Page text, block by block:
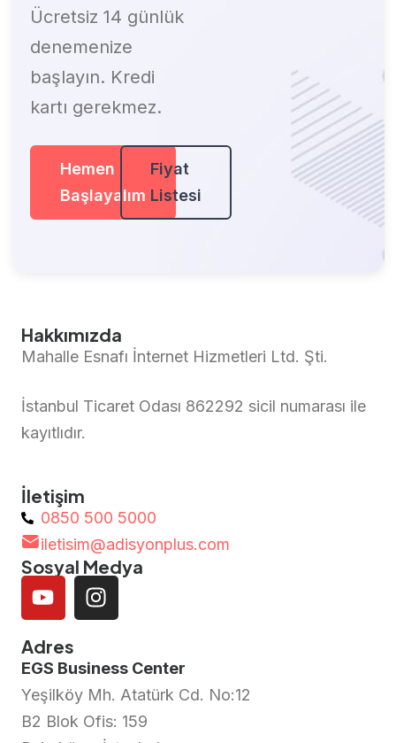
Ücretsiz 14 günlük
denemenize
başlayın. Kredi
kartı gerekmez.
Hemen
Başlayalım
Fiyat
Listesi
Hakkımızda
Mahalle Esnafı İnternet Hizmetleri Ltd. Şti.
İstanbul Ticaret Odası 862292 sicil numarası ile
kayıtlıdır.
İletişim
0850 500 5000
iletisim@adisyonplus.com
Sosyal Medya
Adres
EGS Business Center
Yeşilköy Mh. Atatürk Cd. No:12
B2 Blok Ofis: 159